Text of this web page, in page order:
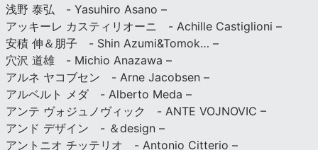
浅野 泰弘 - Yasuhiro Asano –
アッキーレ カスティリオーニ - Achille Castiglioni –
安積 伸＆朋子 - Shin Azumi&Tomok… –
穴沢 道雄 - Michio Anazawa –
アルネ ヤコブセン - Arne Jacobsen –
アルベルト メダ - Alberto Meda –
アンテ ヴォジュノヴィック - ANTE VOJNOVIC –
アンド デザイン - ＆design –
アントニオ チッテリオ - Antonio Citterio –